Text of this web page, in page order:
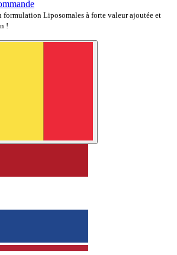
formulation Liposomales à forte valeur ajoutée et
!